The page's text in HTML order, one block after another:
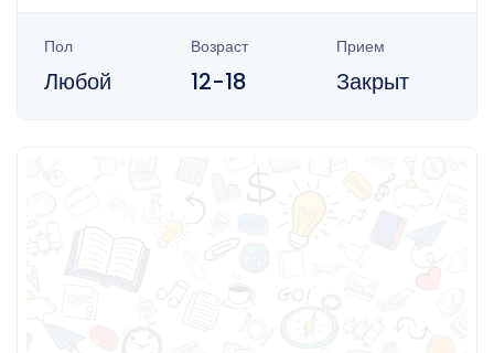
Пол
Любой
Возраст
12-18
Прием
Закрыт